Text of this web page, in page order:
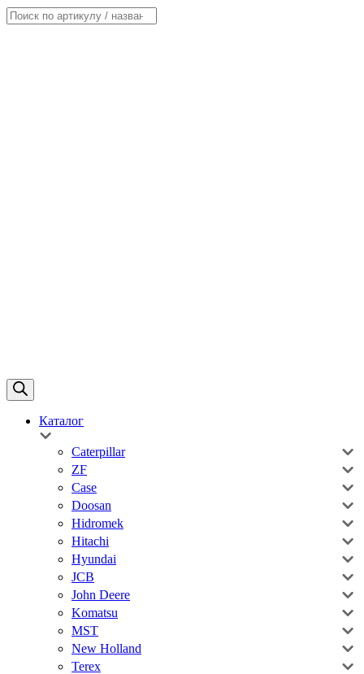
Каталог
Caterpillar
ZF
Case
Doosan
Hidromek
Hitachi
Hyundai
JCB
John Deere
Komatsu
MST
New Holland
Terex